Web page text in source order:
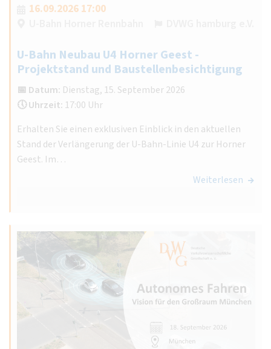
16.09.2026 17:00
U-Bahn Neubau U4 Horner Geest -
Projektstand und Baustellenbesichtigung
📅 Datum: Dienstag, 15. September 2026
🕔 Uhrzeit: 17:00 Uhr
Erhalten Sie einen exklusiven Einblick in den aktuellen
Stand der Verlängerung der U-Bahn-Linie U4 zur Horner
Geest. Im…
Weiterlesen